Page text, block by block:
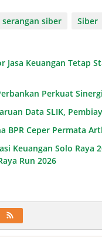
serangan siber Siber
Jasa Keuangan Tetap
Perkuat
Data SLIK,
BPR Ceper Permata
Keuangan Solo Raya
Run 2026